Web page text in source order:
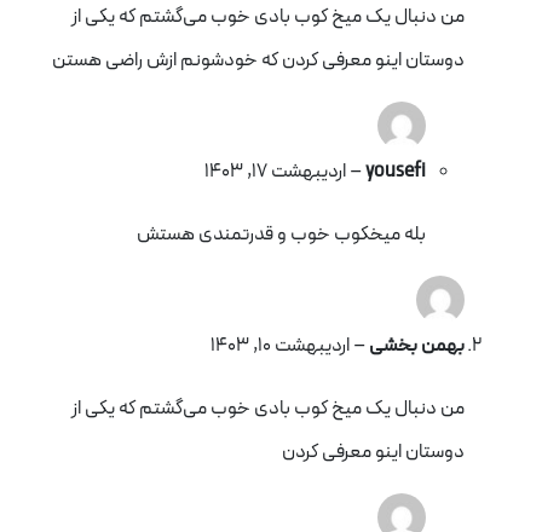
من دنبال یک میخ کوب بادی خوب می‌گشتم که یکی از
دوستان اینو معرفی کردن که خودشونم ازش راضی هستن
yousefi
–اردیبهشت 17, 1403
بله میخکوب خوب و قدرتمندی هستش
بهمن بخشی–اردیبهشت 10, 1403
من دنبال یک میخ کوب بادی خوب می‌گشتم که یکی از
دوستان اینو معرفی کردن